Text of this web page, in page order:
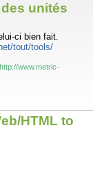
unités
ci bien fait.
tout/tools/
http://www.metric-
HTML to